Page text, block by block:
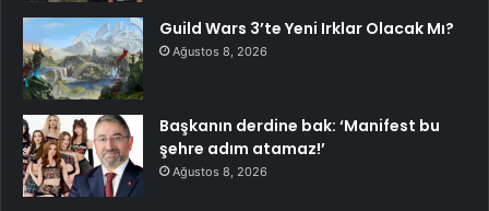
Guild Wars 3’te Yeni Irklar Olacak Mı?
Ağustos 8, 2026
Başkanın derdine bak: ‘Manifest bu
şehre adım atamaz!’
Ağustos 8, 2026